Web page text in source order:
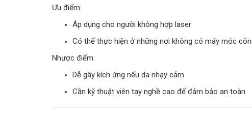
Ưu điểm:
Áp dụng cho người không hợp laser
Có thể thực hiện ở những nơi không có máy móc
Nhược điểm:
Dễ gây kích ứng nếu da nhạy cảm
Cần kỹ thuật viên tay nghề cao để đảm bảo an toàn